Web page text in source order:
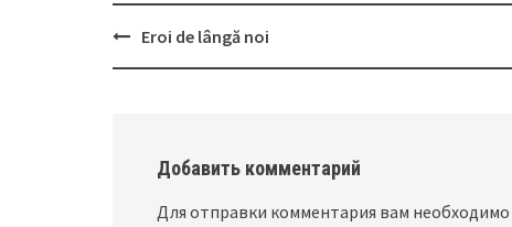
Post
Eroi de lângă noi
Добавить комментарий
Для отправки комментария вам необходимо